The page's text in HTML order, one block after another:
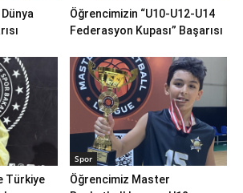
Öğrencimizin “U10-U12-U14
Federasyon Kupası” Başarısı
Türkiye
Spor
Öğrencimiz Master